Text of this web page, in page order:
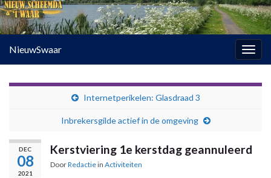
NieuwSwaar
Internetperikelen: Glasdraad 3
Inbrekersgilde actief in de omgeving
DEC
08
2021
Kerstviering 1e kerstdag geannuleerd
DoorRedactiein Activiteiten